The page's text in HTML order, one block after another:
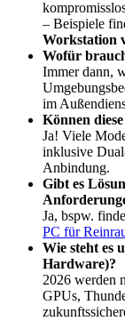
– Beispiele
Workstation
Wofür
Immer dann,
im
Können
Ja! Viele
inklusive
Anbindung.
Gibt es
Ja, bspw.
PC für
Wie steht es
Hardware)?
2026 werden
GPUs,